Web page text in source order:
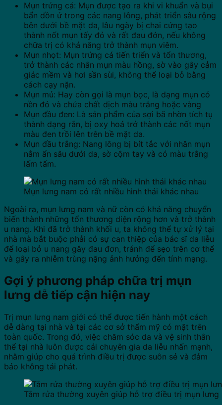
Mụn trứng cá: Mụn được tạo ra khi vi khuẩn và bụi
bẩn dồn ứ trong các nang lông, phát triển sâu rộng
bên dưới bề mặt da, lâu ngày bị chai cứng tạo
thành nốt mụn tấy đỏ và rất đau đớn, nếu không
chữa trị có khả năng trở thành mụn viêm.
Mụn nhọt: Mụn trứng cá tiến triển và tổn thương,
trở thành các nhân mụn màu hồng, sờ vào gây cảm
giác mềm và hơi sần sùi, không thể loại bỏ bằng
cách cạy nặn.
Mụn mủ: Hay còn gọi là mụn bọc, là dạng mụn có
nền đỏ và chứa chất dịch màu trắng hoặc vàng
Mụn đầu đen: Là sản phẩm của sợi bã nhờn tích tụ
thành dạng rắn, bị oxy hoá trở thành các nốt mụn
màu đen trồi lên trên bề mặt da.
Mụn đầu trắng: Nang lông bị bít tắc với nhân mụn
nằm ẩn sâu dưới da, sờ cộm tay và có màu trắng
lấm tấm.
Mụn lưng nam có rất nhiều hình thái khác nhau
Ngoài ra, mụn lưng nam và nữ còn có khả năng chuyển
biến thành những tổn thương diện rộng hơn và trở thành
u nang. Khi đã trở thành khối u, ta không thể tự xử lý tại
nhà mà bắt buộc phải có sự can thiệp của bác sĩ da liễu
để loại bỏ u nang gây đau đơn, tránh để sẹo trên cơ thể
và gây ra nhiễm trùng nặng ảnh hưởng đến tính mạng.
Gợi ý phương pháp chữa trị mụn
lưng dễ tiếp cận hiện nay
Trị mụn lưng nam giới có thể được tiến hành một cách
dễ dàng tại nhà và tại các cơ sở thẩm mỹ có mặt trên
toàn quốc. Trong đó, việc chăm sóc da và vệ sinh thân
thể tại nhà luôn được cái chuyên gia da liễu nhấn mạnh,
nhằm giúp cho quá trình điều trị được suôn sẻ và đảm
bảo không tái phát.
Tắm rửa thường xuyên giúp hỗ trợ điều trị mụn lưng